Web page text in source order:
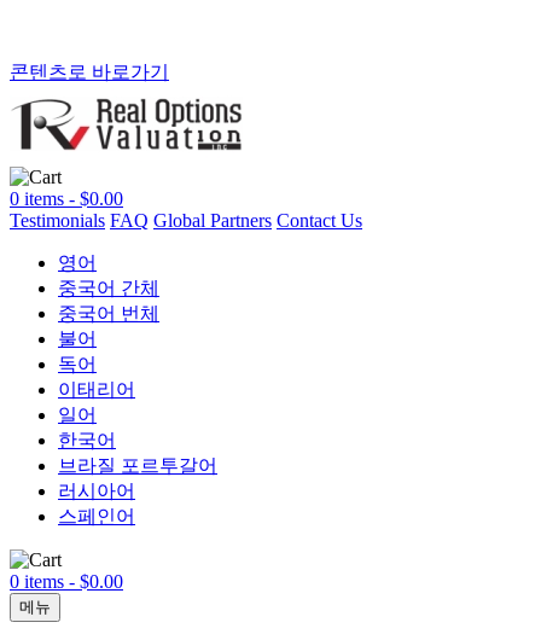
콘텐츠로 바로가기
0 items - $0.00
Testimonials FAQ Global Partners Contact Us
영어
중국어 간체
중국어 번체
불어
독어
이태리어
일어
한국어
브라질 포르투갈어
러시아어
스페인어
0 items - $0.00
메뉴